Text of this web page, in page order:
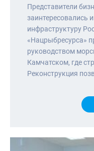
Представители
заинтересовались
инфраструктуру
«Нацрыбресурса»
руководством
Камчатском, где
Реконструкция